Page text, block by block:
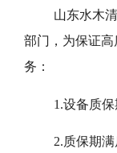
山东水木
部门，为保证
务：
1.设备质保
2.质保期